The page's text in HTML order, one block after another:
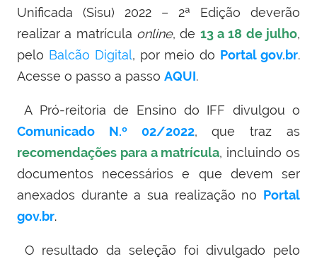
Unificada (Sisu) 2022 – 2ª Edição deverão
realizar a matrícula online, de 13 a 18 de julho,
pelo Balcão Digital, por meio do Portal gov.br.
Acesse o passo a passo AQUI.
A Pró-reitoria de Ensino do IFF divulgou o
Comunicado N.º 02/2022, que traz as
recomendações para a matrícula, incluindo os
documentos necessários e que devem ser
anexados durante a sua realização no Portal
gov.br.
O resultado da seleção foi divulgado pelo